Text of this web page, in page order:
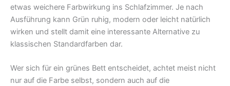
etwas weichere Farbwirkung ins Schlafzimmer. Je nach
Ausführung kann Grün ruhig, modern oder leicht natürlich
wirken und stellt damit eine interessante Alternative zu
klassischen Standardfarben dar.
Wer sich für ein grünes Bett entscheidet, achtet meist nicht
nur auf die Farbe selbst, sondern auch auf die